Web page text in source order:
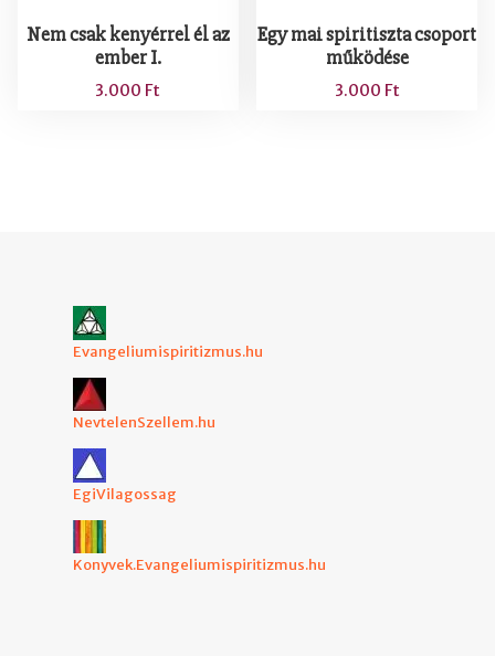
Nem csak kenyérrel él az
ember I.
3.000 Ft
Egy mai spiritiszta csoport
működése
3.000 Ft
Evangeliumispiritizmus.hu
NevtelenSzellem.hu
EgiVilagossag
Konyvek.Evangeliumispiritizmus.hu